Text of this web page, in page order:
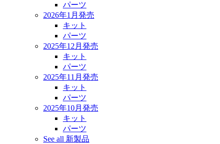
パーツ
2026年1月発売
キット
パーツ
2025年12月発売
キット
パーツ
2025年11月発売
キット
パーツ
2025年10月発売
キット
パーツ
See all 新製品